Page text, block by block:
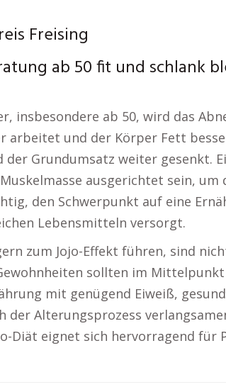
Freising
ab 50 fit und schlank
insbesondere ab 50, wird das
arbeitet und der Körper Fett
Grundumsatz weiter gesenkt.
ausgerichtet sein, um
den Schwerpunkt auf eine
Lebensmitteln versorgt.
zum Jojo-Effekt führen, sind
sollten im
mit genügend Eiweiß,
der Alterungsprozess
Diät eignet sich hervorragend für